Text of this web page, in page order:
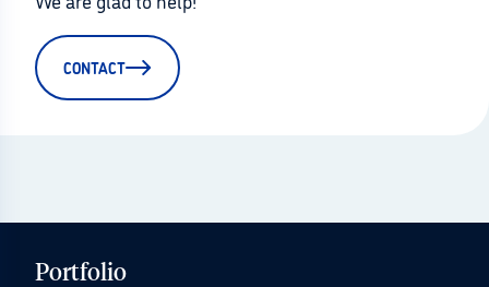
CONTACT
Portfolio